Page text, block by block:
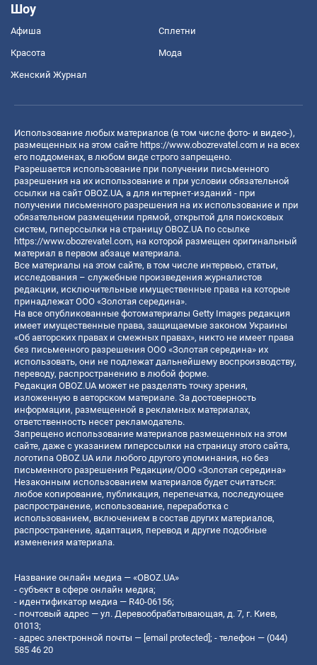
Шоу
Афиша Сплетни
Красота Мода
Женский Журнал
Использование любых материалов (в том числе фото- и видео-),
размещенных на этом сайте https://www.obozrevatel.com и на всех
его поддоменах, в любом виде строго запрещено.
Разрешается использование при получении письменного
разрешения на их использование и при условии обязательной
ссылки на сайт OBOZ.UA, а для интернет-изданий - при
получении письменного разрешения на их использование и при
обязательном размещении прямой, открытой для поисковых
систем, гиперссылки на страницу OBOZ.UA по ссылке
https://www.obozrevatel.com, на которой размещен оригинальный
материал в первом абзаце материала.
Все материалы на этом сайте, в том числе интервью, статьи,
исследования – служебные произведения журналистов
редакции, исключительные имущественные права на которые
принадлежат ООО «Золотая середина».
На все опубликованные фотоматериалы Getty Images редакция
имеет имущественные права, защищаемые законом Украины
«Об авторских правах и смежных правах», никто не имеет права
без письменного разрешения ООО «Золотая середина» их
использовать, они не подлежат дальнейшему воспроизводству,
переводу, распространению в любой форме.
Редакция OBOZ.UA может не разделять точку зрения,
изложенную в авторском материале. За достоверность
информации, размещенной в рекламных материалах,
ответственность несет рекламодатель.
Запрещено использование материалов размещенных на этом
сайте, даже с указанием гиперссылки на страницу этого сайта,
логотипа OBOZ.UA или любого другого упоминания, но без
письменного разрешения Редакции/ООО «Золотая середина»
Незаконным использованием материалов будет считаться:
любое копирование, публикация, перепечатка, последующее
распространение, использование, переработка с
использованием, включением в состав других материалов,
распространение, адаптация, перевод и другие подобные
изменения материала.
Название онлайн медиа — «OBOZ.UA»
- субъект в сфере онлайн медиа;
- идентификатор медиа — R40-06156;
- почтовый адрес — ул. Деревообрабатывающая, д. 7, г. Киев,
01013;
- адрес электронной почты — [email protected]; - телефон — (044)
585 46 20